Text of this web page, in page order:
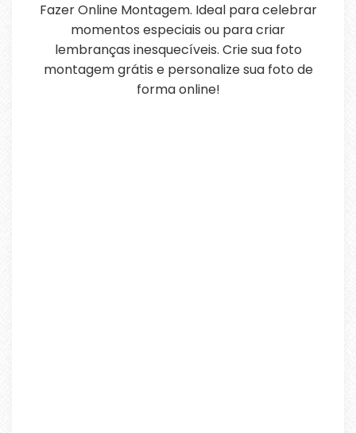
Fazer Online Montagem. Ideal para celebrar
momentos especiais ou para criar
lembranças inesquecíveis. Crie sua foto
montagem grátis e personalize sua foto de
forma online!